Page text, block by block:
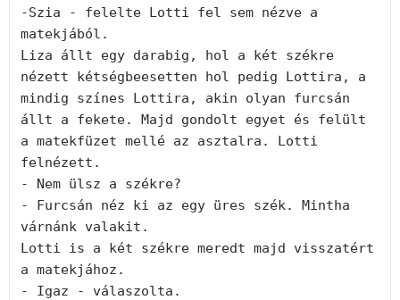
-Szia - felelte Lotti fel sem nézve a
matekjából.
Liza állt egy darabig, hol a két székre
nézett kétségbeesetten hol pedig Lottira, a
mindig színes Lottira, akin olyan furcsán
állt a fekete. Majd gondolt egyet és felült
a matekfüzet mellé az asztalra. Lotti
felnézett.
- Nem ülsz a székre?
- Furcsán néz ki az egy üres szék. Mintha
várnánk valakit.
Lotti is a két székre meredt majd visszatért
a matekjához.
- Igaz - válaszolta.